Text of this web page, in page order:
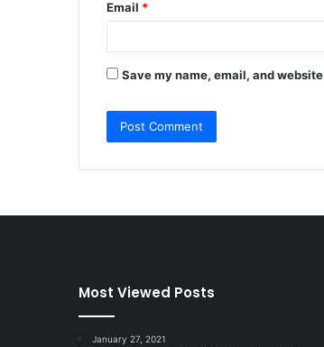
Email *
Save my name, email, and
Most Viewed Posts
January 27, 2021